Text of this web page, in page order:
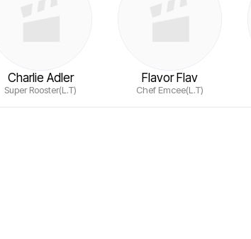
Charlie Adler
Super Rooster(L.T)
Flavor Flav
Chef Emcee(L.T)